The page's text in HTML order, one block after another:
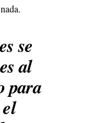
se
al
para